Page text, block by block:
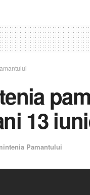
13
Pamantului